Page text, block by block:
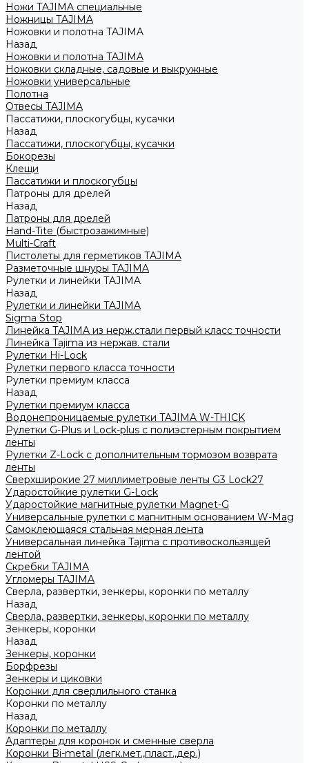
Ножи TAJIMA специальные
Ножницы TAJIMA
Ножовки и полотна TAJIMA
Назад
Ножовки и полотна TAJIMA
Ножовки складные, садовые и выкружные
Ножовки универсальные
Полотна
Отвесы TAJIMA
Пассатижи, плоскогубцы, кусачки
Назад
Пассатижи, плоскогубцы, кусачки
Бокорезы
Клещи
Пассатижи и плоскогубцы
Патроны для дрелей
Назад
Патроны для дрелей
Hand-Tite (быстрозажимные)
Multi-Craft
Пистолеты для герметиков TAJIMA
Разметочные шнуры TAJIMA
Рулетки и линейки TAJIMA
Назад
Рулетки и линейки TAJIMA
Sigma Stop
Линейка TAJIMA из нерж.стали первый класс точности
Линейка Tajima из нержав. стали
Рулетки Hi-Lock
Рулетки первого класса точности
Рулетки премиум класса
Назад
Рулетки премиум класса
Водонепроницаемые рулетки TAJIMA W-THICK
Рулетки G-Plus и Lock-plus с полиэстерным покрытием
ленты
Рулетки Z-Lock с дополнительным тормозом возврата
ленты
Сверхширокие 27 миллиметровые ленты G3 Lock27
Ударостойкие рулетки G-Lock
Ударостойкие магнитные рулетки Magnet-G
Универсальные рулетки с магнитным основанием W-Mag
Самоклеющаяся стальная мерная лента
Универсальная линейка Tajima с противоскользящей
лентой
Скребки TAJIMA
Угломеры TAJIMA
Сверла, развертки, зенкеры, коронки по металлу
Назад
Сверла, развертки, зенкеры, коронки по металлу
Зенкеры, коронки
Назад
Зенкеры, коронки
Борфрезы
Зенкеры и циковки
Коронки для сверлильного станка
Коронки по металлу
Назад
Коронки по металлу
Адаптеры для коронок и сменные сверла
Коронки Bi-metal (легк.мет.,пласт.,дер.)